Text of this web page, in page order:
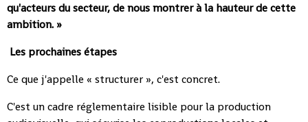
qu'acteurs du secteur, de nous montrer à la hauteur de cette
ambition. »
Les prochaines étapes
Ce que j'appelle « structurer », c'est concret.
C'est un cadre réglementaire lisible pour la production